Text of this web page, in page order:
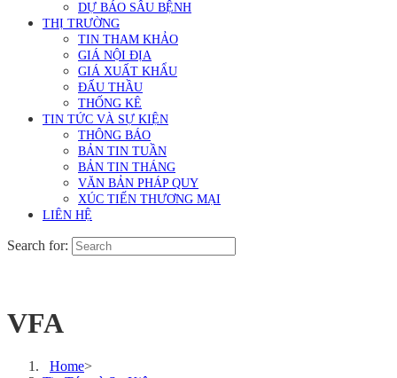
DỰ BÁO SÂU BỆNH
THỊ TRƯỜNG
TIN THAM KHẢO
GIÁ NỘI ĐỊA
GIÁ XUẤT KHẨU
ĐẤU THẦU
THỐNG KÊ
TIN TỨC VÀ SỰ KIỆN
THÔNG BÁO
BẢN TIN TUẦN
BẢN TIN THÁNG
VĂN BẢN PHÁP QUY
XÚC TIẾN THƯƠNG MẠI
LIÊN HỆ
Search for:
VFA
Home>